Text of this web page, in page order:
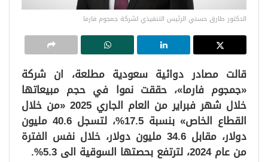
الدكتور طارق حسني الرئيس التنفيذي لشركة جمجوم فارما
قالت مصادر دوائية سعودية مطلعة، ان شركة
«جمجوم فارما»، حققت نموا في حجم مبيعاتها
خلال شهر فبراير من العام الجاري 2025 «من خلال
القطاع الخاص» بنسبة 17.5%، لتسجل 40.6 مليون
دولار، مقابل 34.6 مليون دولار، خلال نفس الفترة
من عام 2024، لترتفع بحصتها السوقية الى 5.3%.